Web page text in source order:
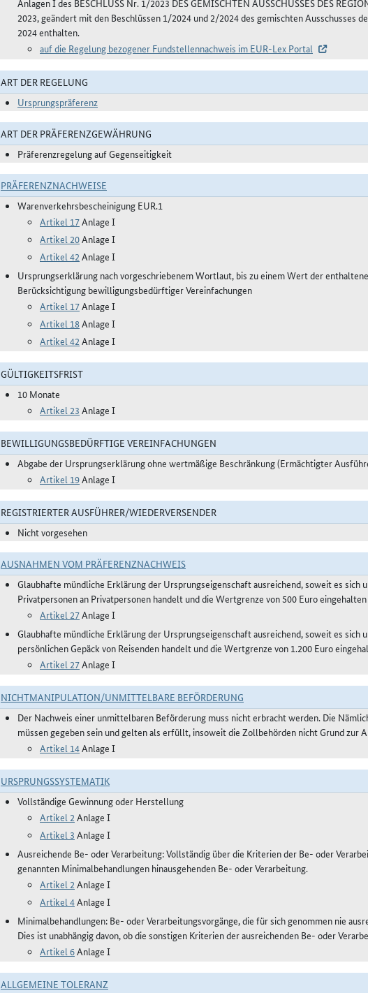
Anlagen I des BESCHLUSS Nr. 1/2023 DES GEMISCHTEN AUSSCHUSSES DES
2023, geändert mit den Beschlüssen 1/2024 und 2/2024 des gemischten Ausschusses
2024 enthalten.
auf die Regelung bezogener Fundstellennachweis im EUR-Lex Portal
ART DER REGELUNG
Ursprungspräferenz
ART DER PRÄFERENZGEWÄHRUNG
Präferenzregelung auf Gegenseitigkeit
PRÄFERENZNACHWEISE
Warenverkehrsbescheinigung EUR.1
Artikel 17Anlage I
Artikel 20Anlage I
Artikel 42 Anlage I
Ursprungserklärung nach vorgeschriebenem Wortlaut, bis zu einem Wert der
Berücksichtigung bewilligungsbedürftiger Vereinfachungen
Artikel 17Anlage I
Artikel 18Anlage I
Artikel 42 Anlage I
GÜLTIGKEITSFRIST
10 Monate
Artikel 23 Anlage I
BEWILLIGUNGSBEDÜRFTIGE VEREINFACHUNGEN
Abgabe der Ursprungserklärung ohne wertmäßige Beschränkung (Ermächtigter
Artikel 19Anlage I
REGISTRIERTER AUSFÜHRER/WIEDERVERSENDER
Nicht vorgesehen
AUSNAHMEN VOM PRÄFERENZNACHWEIS
Glaubhafte mündliche Erklärung der Ursprungseigenschaft ausreichend, soweit es sich
Privatpersonen an Privatpersonen handelt und die Wertgrenze von 500 Euro
Artikel 27Anlage I
Glaubhafte mündliche Erklärung der Ursprungseigenschaft ausreichend, soweit es
persönlichen Gepäck von Reisenden handelt und die Wertgrenze von 1.200 Euro
Artikel 27Anlage I
NICHTMANIPULATION/UNMITTELBARE BEFÖRDERUNG
Der Nachweis einer unmittelbaren Beförderung muss nicht erbracht werden. Die
müssen gegeben sein und gelten als erfüllt, insoweit die Zollbehörden nicht Grund zur
Artikel 14Anlage I
URSPRUNGSSYSTEMATIK
Vollständige Gewinnung oder Herstellung
Artikel 2 Anlage I
Artikel 3 Anlage I
Ausreichende Be- oder Verarbeitung: Vollständig über die Kriterien der Be- oder
genannten Minimalbehandlungen hinausgehenden Be- oder Verarbeitung.
Artikel 2 Anlage I
Artikel 4Anlage I
Minimalbehandlungen: Be- oder Verarbeitungsvorgänge, die für sich genommen nie
Dies ist unabhängig davon, ob die sonstigen Kriterien der ausreichenden Be- oder
Artikel 6Anlage I
ALLGEMEINE TOLERANZ